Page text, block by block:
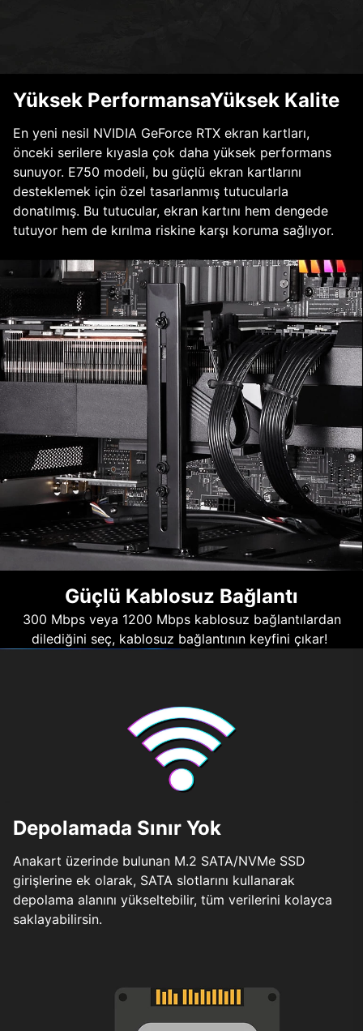
Yüksek PerformansaYüksek Kalite
En yeni nesil NVIDIA GeForce RTX ekran kartları,
önceki serilere kıyasla çok daha yüksek performans
sunuyor. E750 modeli, bu güçlü ekran kartlarını
desteklemek için özel tasarlanmış tutucularla
donatılmış. Bu tutucular, ekran kartını hem dengede
tutuyor hem de kırılma riskine karşı koruma sağlıyor.
Güçlü Kablosuz Bağlantı
300 Mbps veya 1200 Mbps kablosuz bağlantılardan
dilediğini seç, kablosuz bağlantının keyfini çıkar!
Depolamada Sınır Yok
Anakart üzerinde bulunan M.2 SATA/NVMe SSD
girişlerine ek olarak, SATA slotlarını kullanarak
depolama alanını yükseltebilir, tüm verilerini kolayca
saklayabilirsin.